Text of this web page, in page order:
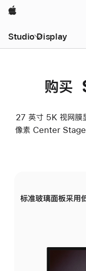
Apple
Studio Display
购买
27 英寸 5K 视网膜
像素 Center Stage
标准玻璃面板采用